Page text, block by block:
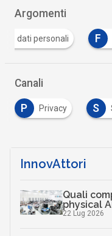
Argomenti
dati personali F
Canali
P Privacy S
InnovAttori
Quali
physical
22 Lug 2026